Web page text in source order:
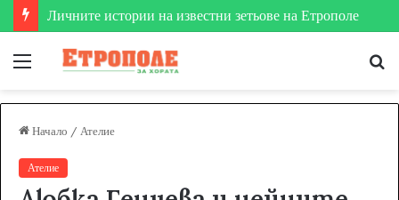
Етрополе затвърди мястото си на футболната карта
Меню
Начало / Ателие
Ателие